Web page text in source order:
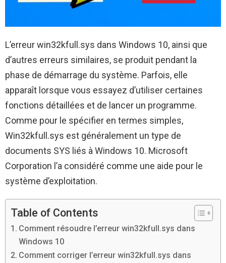
L’erreur win32kfull.sys dans Windows 10, ainsi que
d’autres erreurs similaires, se produit pendant la
phase de démarrage du système. Parfois, elle
apparaît lorsque vous essayez d’utiliser certaines
fonctions détaillées et de lancer un programme.
Comme pour le spécifier en termes simples,
Win32kfull.sys est généralement un type de
documents SYS liés à Windows 10. Microsoft
Corporation l’a considéré comme une aide pour le
système d’exploitation.
Table of Contents
Comment résoudre l’erreur win32kfull.sys dans
Windows 10
Comment corriger l’erreur win32kfull.sys dans